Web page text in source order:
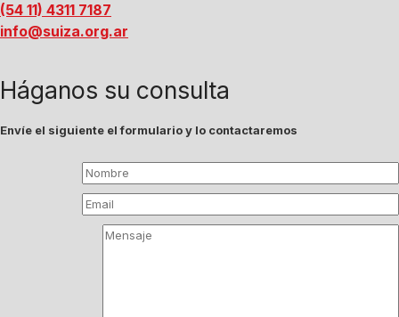
(54 11) 4311 7187
info@suiza.org.ar
Háganos su consulta
Envíe el siguiente el formulario y lo contactaremos